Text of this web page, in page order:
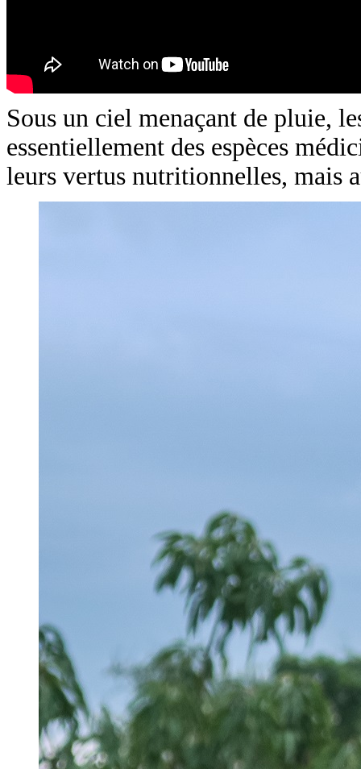
Sous un ciel menaçant de pluie,
essentiellement des espèces
leurs vertus nutritionnelles, mais